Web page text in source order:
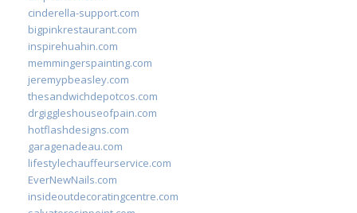
cinderella-support.com
bigpinkrestaurant.com
inspirehuahin.com
memmingerspainting.com
jeremypbeasley.com
thesandwichdepotcos.com
drgiggleshouseofpain.com
hotflashdesigns.com
garagenadeau.com
lifestylechauffeurservice.com
EverNewNails.com
insideoutdecoratingcentre.com